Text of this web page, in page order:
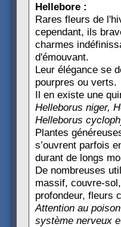
Hellebore :
Rares fleurs de
cependant, ils
charmes
d'émouvant.
Leur élégance se
pourpres ou verts.
Il en existe une
Helleborus niger,
Helleborus
Plantes
s’ouvrent parfois
durant de longs
De nombreuses
massif, couvre-
profondeur, fleurs
Attention au
système nerveux